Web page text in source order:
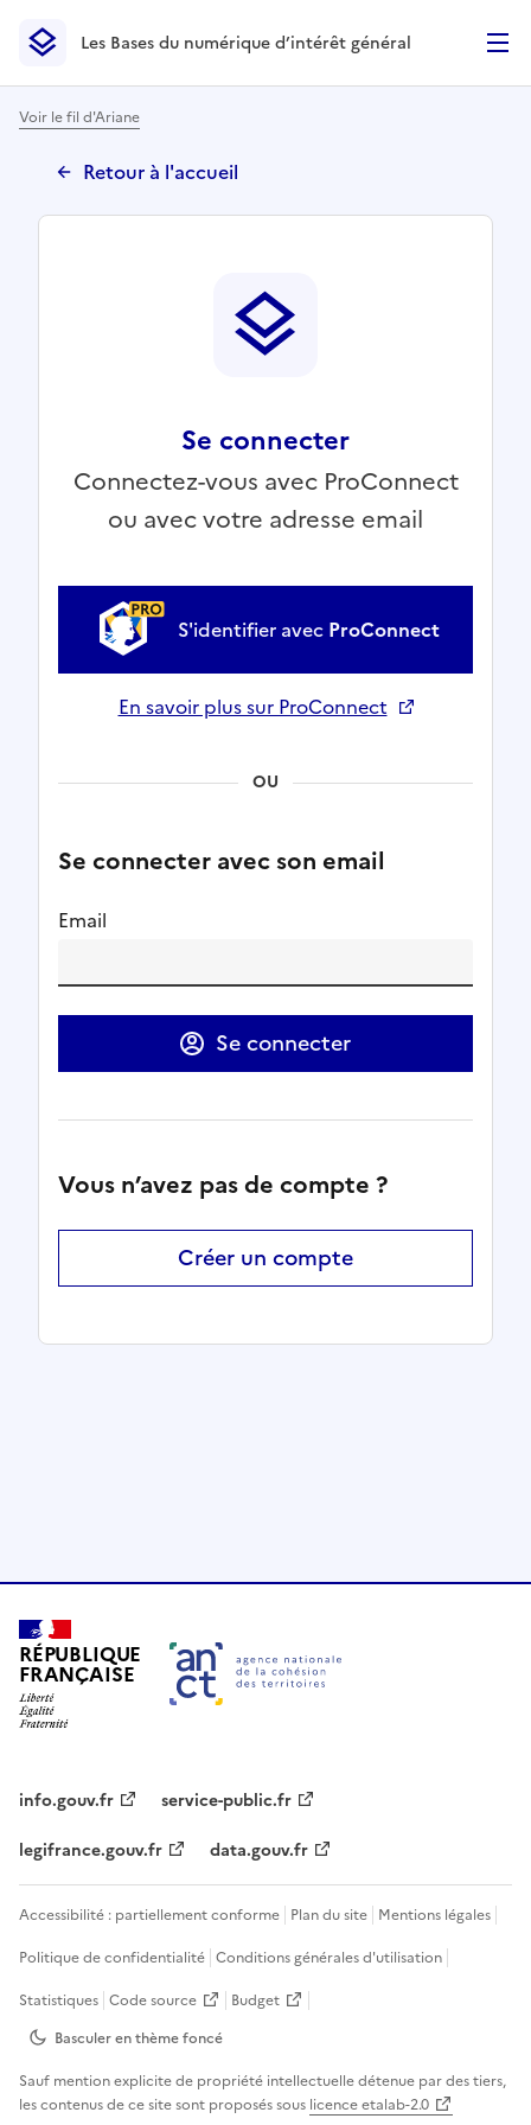
Les Bases du numérique d’intérêt général- Retour à la
Les Bases du numérique d’intérêt général
Voir le fil d'Ariane
Retour à l'accueil
Se connecter
Connectez-vous avec ProConnect
ou avec votre adresse email
S'identifier avec ProConnect
En savoir plus sur ProConnect
OU
Se connecter avec son email
Email
Se connecter
Vous n’avez pas de compte ?
Créer un compte
RÉPUBLIQUE
FRANÇAISE
info.gouv.fr
service-public.fr
legifrance.gouv.fr
data.gouv.fr
Accessibilité : partiellement conforme Plan du site Mentions légales
Politique de confidentialité Conditions générales d'utilisation
Statistiques Code source
Budget
Basculer en thèmefoncé
Sauf mention explicite de propriété intellectuelle détenue par des tiers,
les contenus de ce site sont proposés sous licence etalab-2.0